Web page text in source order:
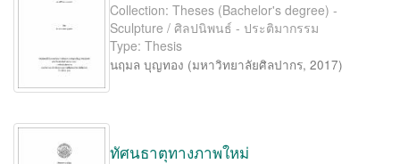
Collection: Theses (Bachelor's degree) -
Sculpture / ศิลปนิพนธ์ - ประติมากรรม
Type: Thesis
นฤมล บุญทอง (มหาวิทยาลัยศิลปากร, 2017)
ทัศนธาตุทางภาพใหม่